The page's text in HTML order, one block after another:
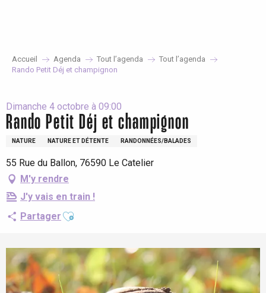
Accueil Agenda Tout l’agenda
Tout l’agenda
Rando Petit Déj et champignon
Dimanche 4 octobre à 09:00
Rando Petit Déj et champignon
NATURE NATURE ET DÉTENTE RANDONNÉES/BALADES
55 Rue du Ballon, 76590 Le Catelier
M'y rendre
J'y vais en train !
Partager Ajouter aux favoris